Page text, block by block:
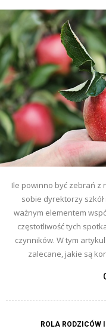
Ile powinno być zebrań z
sobie dyrektorzy
ważnym elementem
częstotliwość tych
czynników. W tym
zalecane, jakie są
ROLA RODZICÓW